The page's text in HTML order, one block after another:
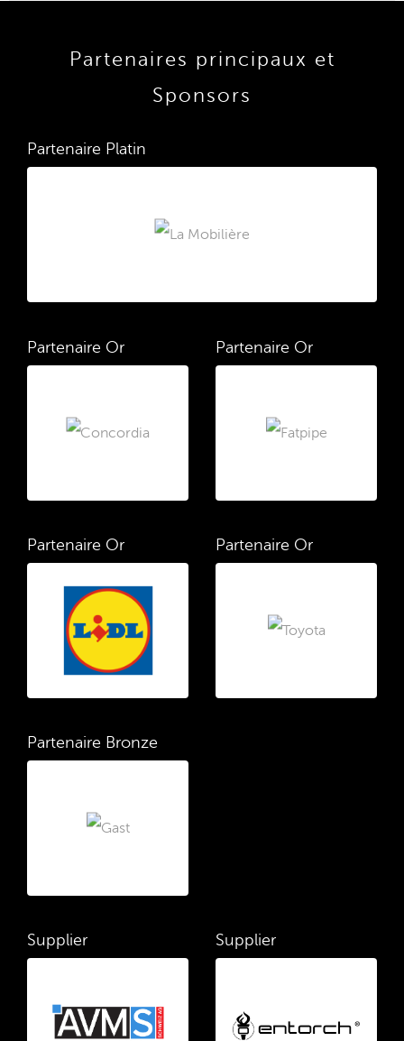
Partenaires principaux et
Sponsors
Partenaire Platin
Partenaire Or Partenaire Or
Partenaire Or Partenaire Or
Partenaire Bronze
Supplier Supplier